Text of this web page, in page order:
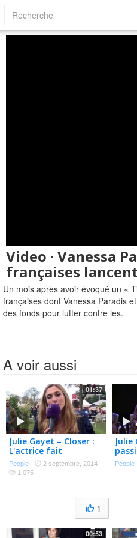
Video · Vanessa
françaises
Un mois après avoir évoqué un «
françaises dont Vanessa Paradis
des fonds pour lutter contre les.
A voir aussi
01:37
Julie Gayet – Closer :
L'actrice fait
condamner le
magazine
People ·
2 septembre, 2014
1 075
1
Julie
People
00:53